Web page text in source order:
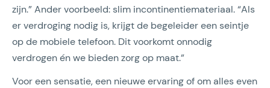
zijn.” Ander voorbeeld: slim incontinentiemateriaal. “Als
er verdroging nodig is, krijgt de begeleider een seintje
op de mobiele telefoon. Dit voorkomt onnodig
verdrogen én we bieden zorg op maat.”
Voor een sensatie, een nieuwe ervaring of om alles even